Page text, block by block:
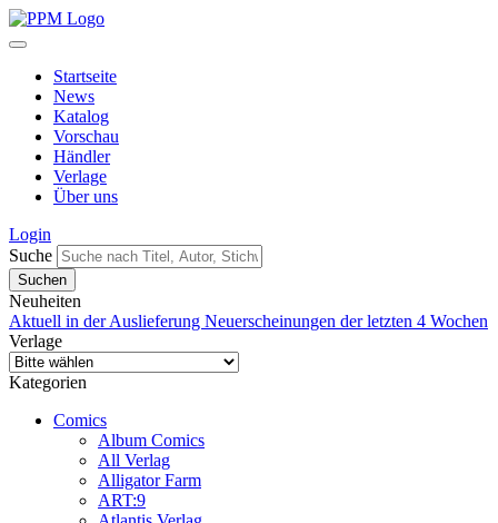
Startseite
News
Katalog
Vorschau
Händler
Verlage
Über uns
Login
Suche
Neuheiten
Aktuell in der Auslieferung Neuerscheinungen der letzten 4 Wochen
Verlage
Kategorien
Comics
Album Comics
All Verlag
Alligator Farm
ART:9